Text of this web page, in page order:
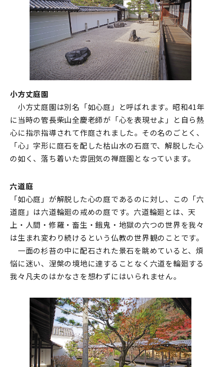
小方丈庭園
小方丈庭園は別名「如心庭」と呼ばれます。昭和41年
に当時の管長柴山全慶老師が「心を表現せよ」と自ら熱
心に指示指導されて作庭されました。その名のごとく、
「心」字形に庭石を配した枯山水の石庭で、解脱した心
の如く、落ち着いた雰囲気の禅庭園となっています。
六道庭
「如心庭」が解脱した心の庭であるのに対し、この「六
道庭」は六道輪廻の戒めの庭です。六道輪廻とは、天
上・人間・修羅・畜生・餓鬼・地獄の六つの世界を我々
は生まれ変わり続けるという仏教の世界観のことです。
一面の杉苔の中に配石された景石を眺めていると、煩
悩に迷い、涅槃の境地に達することなく六道を輪廻する
我々凡夫のはかなさを想わずにはいられません。